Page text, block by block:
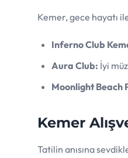
Kemer, gece hayatı
Inferno Club
Aura Club: İyi
Moonlight Beach
Kemer
Tatilin anısına